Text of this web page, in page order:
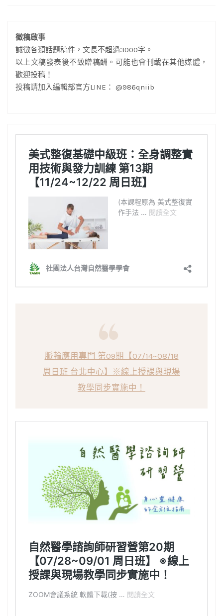
徵稿啟事
誠徵各類話題稿件，文長不超過3000字。
以上文稿發表後不致贈稿酬。可能也會刊載在其他媒體，
歡迎投稿！
投稿請加入編輯部官方LINE： @986qniib
脈輪應用專門 第09期【07/14~08/18
周日班 台北中心】※線上授課與現場
教學同步實施中！